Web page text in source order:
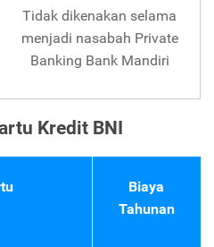
Tidak dikenakan selama
menjadi nasabah Private
Banking Bank Mandiri
Kredit BNI
Biaya
Tahunan